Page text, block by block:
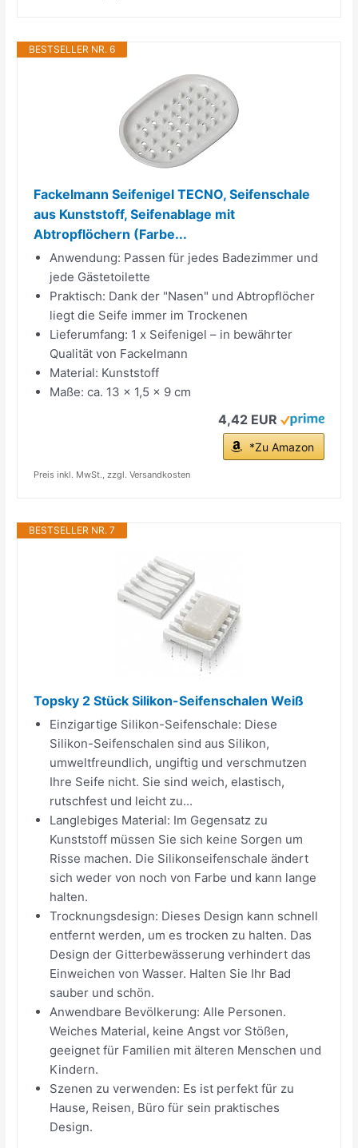
BESTSELLER NR. 6
Fackelmann Seifenigel TECNO, Seifenschale
aus Kunststoff, Seifenablage mit
Abtropflöchern (Farbe...
Anwendung: Passen für jedes Badezimmer und
jede Gästetoilette
Praktisch: Dank der "Nasen" und Abtropflöcher
liegt die Seife immer im Trockenen
Lieferumfang: 1 x Seifenigel – in bewährter
Qualität von Fackelmann
Material: Kunststoff
Maße: ca. 13 x 1,5 x 9 cm
4,42 EUR
*Zu Amazon
Preis inkl. MwSt., zzgl. Versandkosten
BESTSELLER NR. 7
Topsky 2 Stück Silikon-Seifenschalen Weiß
Einzigartige Silikon-Seifenschale: Diese
Silikon-Seifenschalen sind aus Silikon,
umweltfreundlich, ungiftig und verschmutzen
Ihre Seife nicht. Sie sind weich, elastisch,
rutschfest und leicht zu...
Langlebiges Material: Im Gegensatz zu
Kunststoff müssen Sie sich keine Sorgen um
Risse machen. Die Silikonseifenschale ändert
sich weder von noch von Farbe und kann lange
halten.
Trocknungsdesign: Dieses Design kann schnell
entfernt werden, um es trocken zu halten. Das
Design der Gitterbewässerung verhindert das
Einweichen von Wasser. Halten Sie Ihr Bad
sauber und schön.
Anwendbare Bevölkerung: Alle Personen.
Weiches Material, keine Angst vor Stößen,
geeignet für Familien mit älteren Menschen und
Kindern.
Szenen zu verwenden: Es ist perfekt für zu
Hause, Reisen, Büro für sein praktisches
Design.